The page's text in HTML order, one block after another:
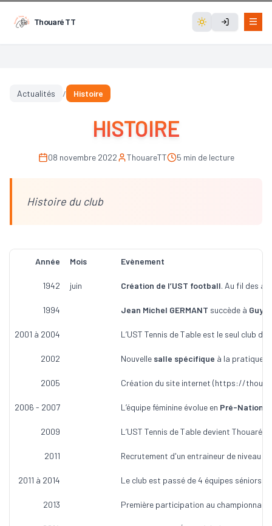
Thouaré TT
Actualités / Histoire
HISTOIRE
08 novembre 2022 ThouareTT 5 min de lecture
Histoire du club
Année Mois Evènement
1942 juin Création de l’UST football. Au fil des
1994 Jean Michel GERMANT succède à Guy
2001 à 2004 L’UST Tennis de Table est le seul club
2002 Nouvelle salle spécifique à la pratique
2005 Création du site internet (https://
2006 - 2007 L’équipe féminine évolue en Pré-
2009 L’UST Tennis de Table devient
2011 Recrutement d'un entraineur de niveau
2011 à 2014 Le club est passé de 4 équipes séniors
2013 Première participation au championnat